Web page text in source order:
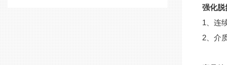
强化
1、连
2、介